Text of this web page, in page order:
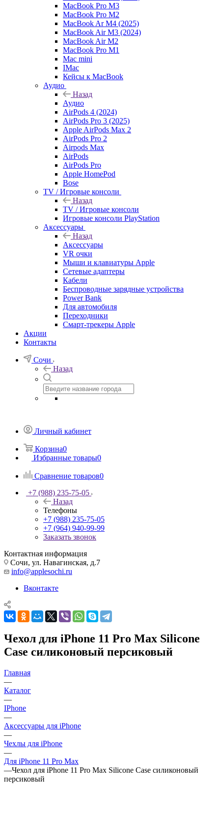
MacBook Pro M3
MacBook Pro M2
MacBook Ar M4 (2025)
MacBook Air M3 (2024)
MacBook Air M2
MacBook Pro M1
Mac mini
IMac
Кейсы к MacBook
Аудио
Назад
Аудио
AirPods 4 (2024)
AirPods Pro 3 (2025)
Apple AirPods Max 2
AirPods Pro 2
Airpods Max
AirPods
AirPods Pro
Apple HomePod
Bose
TV / Игровые консоли
Назад
TV / Игровые консоли
Игровые консоли PlayStation
Аксессуары
Назад
Аксессуары
VR очки
Мыши и клавиатуры Apple
Сетевые адаптеры
Кабели
Беспроводные зарядные устройства
Power Bank
Для автомобиля
Переходники
Смарт-трекеры Apple
Акции
Контакты
Сочи
Назад
Личный кабинет
Корзина0
Избранные товары0
Сравнение товаров0
+7 (988) 235-75-05
Назад
Телефоны
+7 (988) 235-75-05
+7 (964) 940-99-99
Заказать звонок
Контактная информация
Сочи, ул. Навагинская, д.7
info@applesochi.ru
Вконтакте
Чехол для iPhone 11 Pro Max Silicone
Case силиконовый персиковый
Главная
—
Каталог
—
IPhone
—
Аксессуары для iPhone
—
Чехлы для iPhone
—
Для iPhone 11 Pro Max
—Чехол для iPhone 11 Pro Max Silicone Case силиконовый
персиковый